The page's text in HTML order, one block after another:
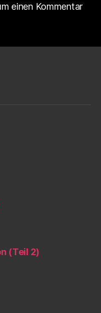
einen Kommentar
(Teil 2)